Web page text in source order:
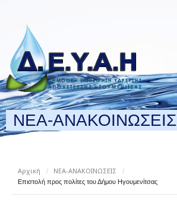
ΝΕΑ-ΑΝΑΚΟΙΝΩΣΕΙΣ
Αρχική / ΝΕΑ-ΑΝΑΚΟΙΝΩΣΕΙΣ
/
Επιστολή προς πολίτες του Δήμου Ηγουμενίτσας